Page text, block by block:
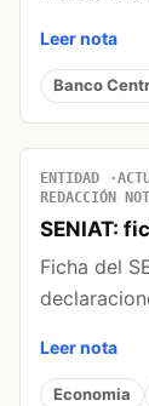
Leer nota
Banco
ENTIDAD
REDACCIÓN
SENIAT:
Ficha del
Leer nota
Economia